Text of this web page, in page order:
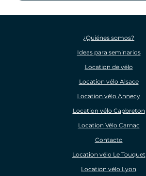
¿Quiénes somos?
Ideas para seminarios
Location de vélo
Location vélo Alsace
Location vélo Annecy
Location vélo Capbreton
Location Vélo Carnac
Contacto
Location vélo Le Touquet
Location vélo Lyon